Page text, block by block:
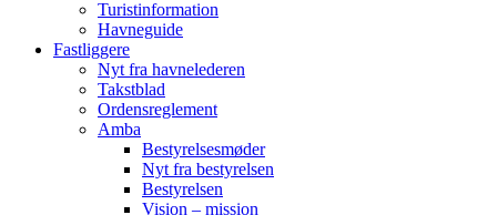
Turistinformation
Havneguide
Fastliggere
Nyt fra havnelederen
Takstblad
Ordensreglement
Amba
Bestyrelsesmøder
Nyt fra bestyrelsen
Bestyrelsen
Vision – mission